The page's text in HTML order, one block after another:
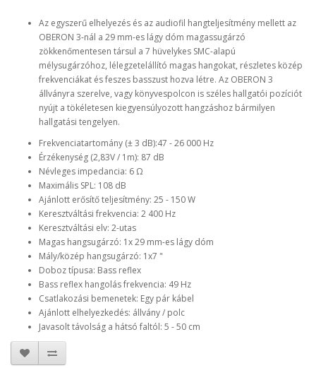
Az egyszerű elhelyezés és az audiofil hangteljesítmény mellett az
OBERON 3-nál a 29 mm-es lágy dóm magassugárzó
zökkenőmentesen társul a 7 hüvelykes SMC-alapú
mélysugárzóhoz, lélegzetelállító magas hangokat, részletes közép
frekvenciákat és feszes basszust hozva létre. Az OBERON 3
állványra szerelve, vagy könyvespolcon is széles hallgatói pozíciót
nyújt a tökéletesen kiegyensúlyozott hangzáshoz bármilyen
hallgatási tengelyen.
Frekvenciatartomány (± 3 dB):47 - 26 000 Hz
Érzékenység (2,83V / 1m): 87 dB
Névleges impedancia: 6 Ω
Maximális SPL: 108 dB
Ajánlott erősítő teljesítmény: 25 - 150 W
Keresztváltási frekvencia: 2 400 Hz
Keresztváltási elv: 2-utas
Magas hangsugárzó: 1x 29 mm-es lágy dóm
Mály/közép hangsugárzó: 1x7 "
Doboz típusa: Bass reflex
Bass reflex hangolás frekvencia: 49 Hz
Csatlakozási bemenetek: Egy pár kábel
Ajánlott elhelyezkedés: állvány / polc
Javasolt távolság a hátsó faltól: 5 - 50 cm